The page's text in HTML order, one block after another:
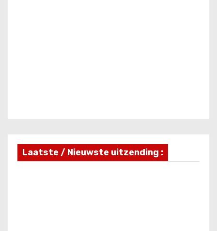
Laatste / Nieuwste uitzending :